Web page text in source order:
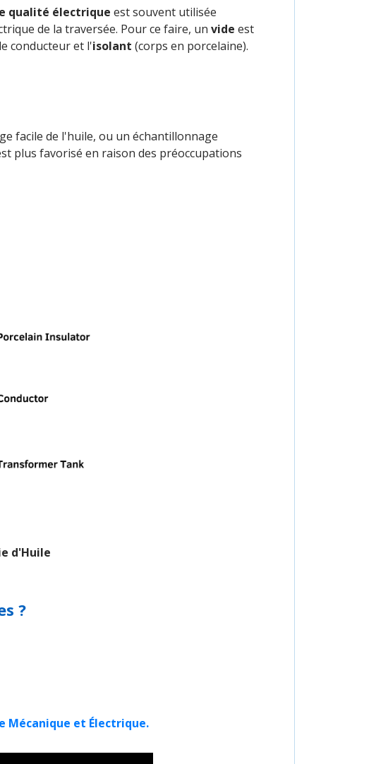
qualité électrique est souvent utilisée
de la traversée. Pour ce faire, un vide est
conducteur et l'isolant (corps en porcelaine).
facile de l'huile, ou un échantillonnage
plus favorisé en raison des préoccupations
d'Huile
?
Mécanique et Électrique.